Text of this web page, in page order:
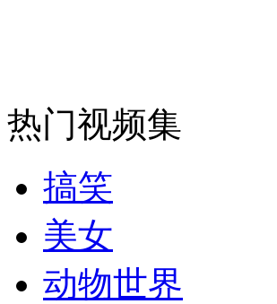
纽约上演“枕头大战”
热门视频集
搞笑
美女
动物世界